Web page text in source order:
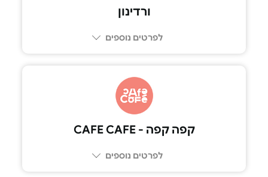
ורדינון
לפרטים נוספים
קפה קפה - CAFE CAFE
לפרטים נוספים